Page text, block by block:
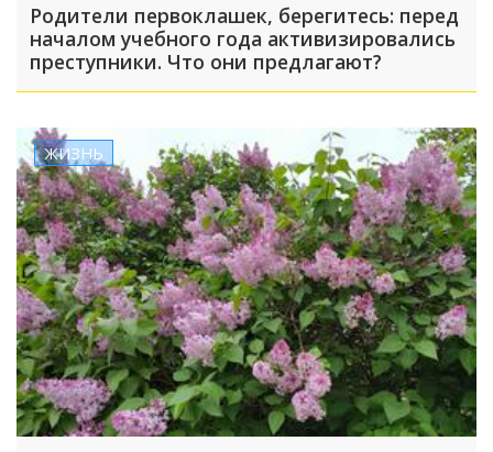
Родители первоклашек, берегитесь: перед
началом учебного года активизировались
преступники. Что они предлагают?
ЖИЗНЬ